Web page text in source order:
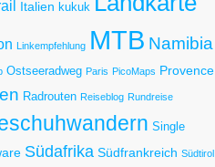
Italien kukuk
Linkempfehlung MTB Namibia
Ostseeradweg Paris PicoMaps Provence
Radrouten Reiseblog Rundreise
Single
Südafrika Südfrankreich Südtirol